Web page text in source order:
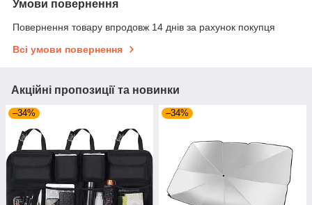
Умови повернення
Повернення товару впродовж 14 днів за рахунок покупця
Всі умови повернення
Акційні пропозиції та новинки
–34% –34%